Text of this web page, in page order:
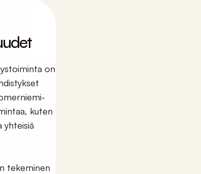
on
kuten
yhteisiä
tekeminen